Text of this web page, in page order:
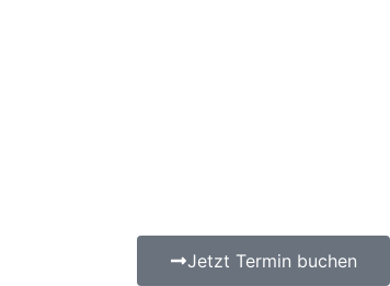
Jetzt Termin buchen